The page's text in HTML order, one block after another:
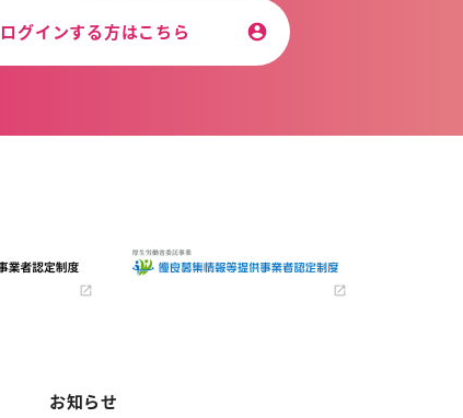
ログインする方はこちら
お知らせ